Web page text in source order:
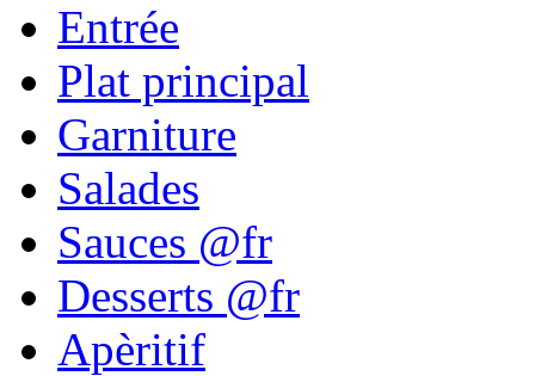
Entrée
Plat principal
Garniture
Salades
Sauces @fr
Desserts @fr
Apèritif